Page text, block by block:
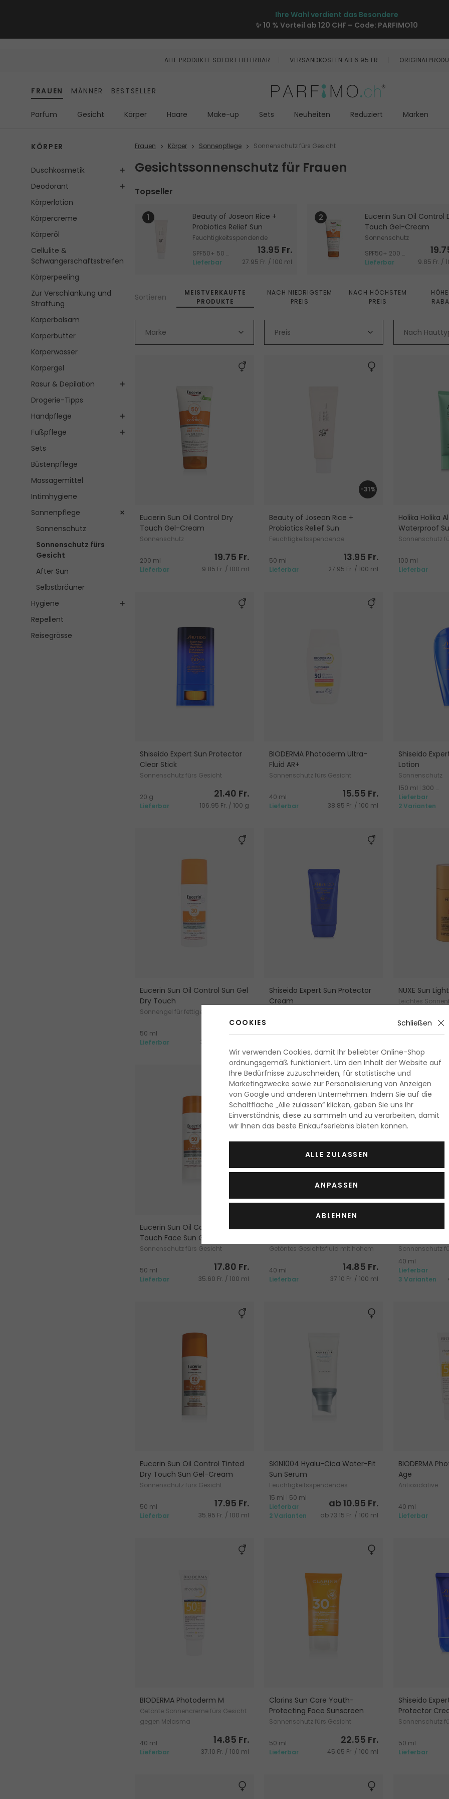
Ihre Wahl verdient das Besondere
✨ 10 % Vorteil ab 120 CHF – Code: PARFIMO10
ALLE PRODUKTE SOFORT LIEFERBAR VERSANDKOSTEN AB 6.95 FR.
FRAUEN MÄNNER BESTSELLER
Parfum Gesicht Körper Haare Make-up Sets Neuheiten Reduziert Marken
KÖRPER
Duschkosmetik
Deodorant
Körperlotion
Körpercreme
Körperöl
Cellulite &
Schwangerschaftsstreifen
Körperpeeling
Zur Verschlankung und
Straffung
Körperbalsam
Körperbutter
Körperwasser
Körpergel
Rasur & Depilation
Drogerie-Tipps
Handpflege
Fußpflege
Sets
Büstenpflege
Massagemittel
Intimhygiene
Sonnenpflege
Sonnenschutz
Sonnenschutz fürs
Gesicht
After Sun
Selbstbräuner
Hygiene
Repellent
Reisegrösse
Frauen Körper Sonnenpflege Sonnenschutz fürs Gesicht
Gesichtssonnenschutz für Frauen
Topseller
Beauty of Joseon Rice +
Probiotics Relief Sun
Feuchtigkeitsspendende
Sonnencreme für Gesicht
SPF50+ 50 ml
Lieferbar
13.95 Fr.
27.95 Fr. / 100 ml
Eucerin Sun Oil Control
Touch Gel-Cream
Sonnenschutz
SPF50+ 200 ml
Lieferbar
9.85 Fr. /
Sortieren
MEISTVERKAUFTE
PRODUKTE
NACH NIEDRIGSTEM
PREIS
NACH HÖCHSTEM
PREIS
Marke Preis Nach
Eucerin Sun Oil Control Dry
Touch Gel-Cream
Sonnenschutz
200 ml
Lieferbar
19.75 Fr.
9.85 Fr. / 100 ml
-31%
Beauty of Joseon Rice +
Probiotics Relief Sun
Feuchtigkeitsspendende
50 ml
Lieferbar
13.95 Fr.
27.95 Fr. / 100 ml
Holika Holika
Waterproof
Sonnenschutz
100 ml
Lieferbar
Shiseido Expert Sun Protector
Clear Stick
Sonnenschutz fürs Gesicht
20 g
Lieferbar
21.40 Fr.
106.95 Fr. / 100 g
BIODERMA Photoderm Ultra-
Fluid AR+
Sonnenschutz fürs Gesicht
40 ml
Lieferbar
15.55 Fr.
38.85 Fr. / 100 ml
Shiseido
Lotion
Sonnenschutz
150 ml |300 ml
Lieferbar
2 Varianten
Eucerin Sun Oil Control Sun Gel
Dry Touch
Sonnengel für fettige und
50 ml
Lieferbar
36.15 Fr. / 100 ml
Shiseido Expert Sun Protector
Cream
50 ml
NUXE Sun
Leichtes
50 ml
Eucerin Sun Oil Control Dry
Touch Face Sun Gel-Cream
Sonnenschutz fürs Gesicht
50 ml
Lieferbar
17.80 Fr.
35.60 Fr. / 100 ml
BIODERMA Photoderm
Getöntes Gesichtsfluid mit hohem
40 ml
Lieferbar
14.85 Fr.
37.10 Fr. / 100 ml
SHADE 02
BIODERMA
Sonnenschutz
40 ml
Lieferbar
3 Varianten
Eucerin Sun Oil Control Tinted
Dry Touch Sun Gel-Cream
Sonnenschutz fürs Gesicht
50 ml
Lieferbar
17.95 Fr.
35.95 Fr. / 100 ml
SKIN1004 Hyalu-Cica Water-Fit
Sun Serum
Feuchtigkeitsspendendes
Sonnenserum für Gesicht
15 ml
50 ml
Lieferbar
2 Varianten
ab 10.95 Fr.
ab 73.15 Fr. / 100 ml
BIODERMA
Age
Antioxidative
Falten &
40 ml
Lieferbar
BIODERMA Photoderm M
Getönte Sonnencreme fürs Gesicht
gegen Melasma
40 ml
Lieferbar
14.85 Fr.
37.10 Fr. / 100 ml
Clarins Sun Care Youth-
Protecting Face Sunscreen
Sonnenschutz fürs Gesicht
50 ml
Lieferbar
22.55 Fr.
45.05 Fr. / 100 ml
Shiseido
Protector
Sonnenschutz
50 ml
Lieferbar
COOKIES Schließen
Wir verwenden Cookies, damit Ihr beliebter Online-Shop
ordnungsgemäß funktioniert. Um den Inhalt der Website auf
Ihre Bedürfnisse zuzuschneiden, für statistische und
Marketingzwecke sowie zur Personalisierung von Anzeigen
von Google und anderen Unternehmen. Indem Sie auf die
Schaltfläche „Alle zulassen“ klicken, geben Sie uns Ihr
Einverständnis, diese zu sammeln und zu verarbeiten, damit
wir Ihnen das beste Einkaufserlebnis bieten können.
ALLE ZULASSEN
ANPASSEN
ABLEHNEN